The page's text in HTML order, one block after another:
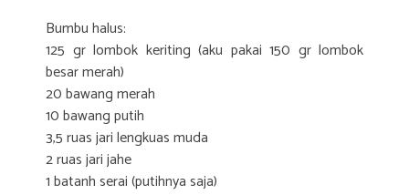
Bumbu halus:
125 gr lombok keriting (aku pakai 150 gr lombok
besar merah)
20 bawang merah
10 bawang putih
3,5 ruas jari lengkuas muda
2 ruas jari jahe
1 batanh serai (putihnya saja)